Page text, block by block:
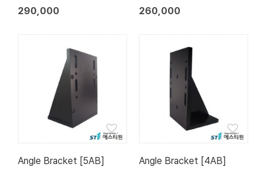
290,000
260,000
Angle Bracket [5AB]
Angle Bracket [4AB]